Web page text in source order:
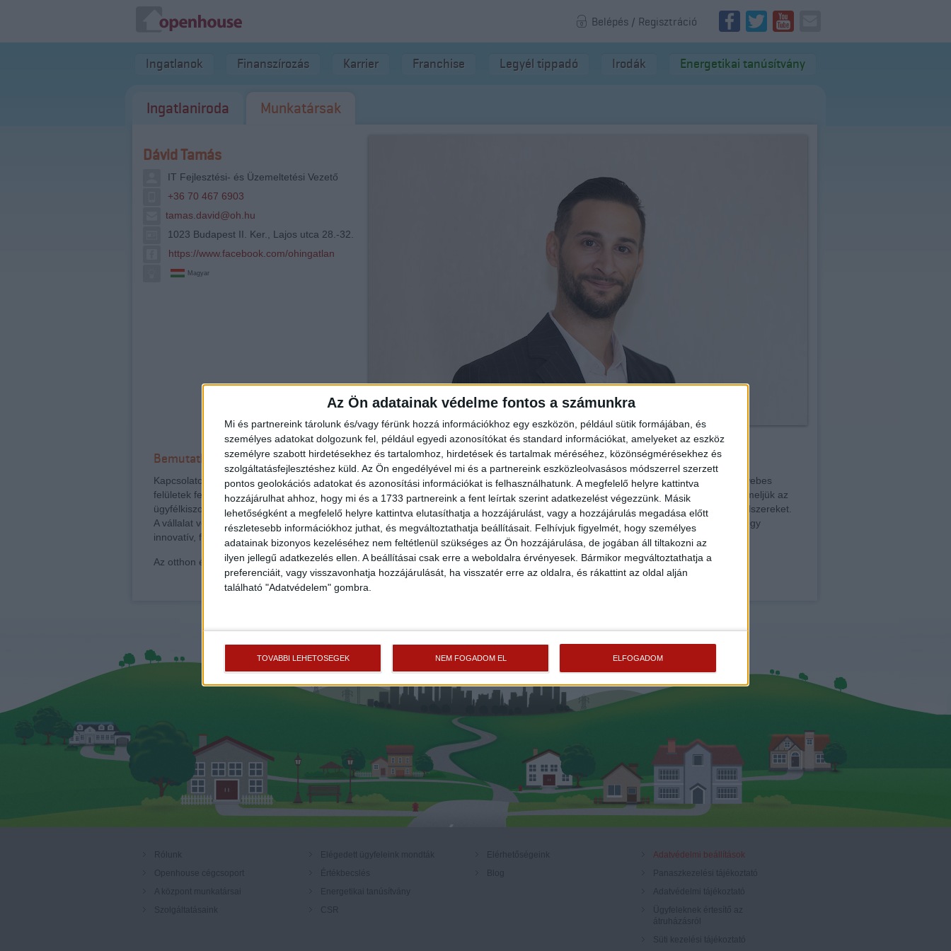
Az Ön adatainak védelme fontos a számunkra
Mi és partnereink tárolunk és/vagy férünk hozzá információkhoz egy eszközön, például sütik formájában, és
személyes adatokat dolgozunk fel, például egyedi azonosítókat és standard információkat, amelyeket az eszköz
személyre szabott hirdetésekhez és tartalomhoz, hirdetések és tartalmak méréséhez, közönségmérésekhez és
szolgáltatásfejlesztéshez küld. Az Ön engedélyével mi és a partnereink eszközleolvasásos módszerrel szerzett
pontos geolokációs adatokat és azonosítási információkat is felhasználhatunk. A megfelelő helyre kattintva
hozzájárulhat ahhoz, hogy mi és a 1733 partnereink a fent leírtak szerint adatkezelést végezzünk. Másik
lehetőségként a megfelelő helyre kattintva elutasíthatja a hozzájárulást, vagy a hozzájárulás megadása előtt
részletesebb információkhoz juthat, és megváltoztathatja beállításait. Felhívjuk figyelmét, hogy személyes
adatainak bizonyos kezeléséhez nem feltétlenül szükséges az Ön hozzájárulása, de jogában áll tiltakozni az
ilyen jellegű adatkezelés ellen. A beállításai csak erre a weboldalra érvényesek. Bármikor megváltoztathatja a
preferenciáit, vagy visszavonhatja hozzájárulását, ha visszatér erre az oldalra, és rákattint az oldal alján
található "Adatvédelem" gombra.
TOVÁBBI LEHETŐSÉGEK NEM FOGADOM EL ELFOGADOM
Belépés / Regisztráció
Ingatlanok Finanszírozás Karrier Franchise Legyél tippadó Irodák Energetikai tanúsítvány
Ingatlaniroda Munkatársak
Dávid Tamás
IT Fejlesztési- és Üzemeltetési Vezető
+36 70 467 6903
tamas.david@oh.hu
1023 Budapest II. Ker., Lajos utca 28.-32.
https://www.facebook.com/ohingatlan
Magyar
Bemutatkozás
Kapcsolatom az Openhouse Országos Ingatlanhálózattal 2006-ban kezdődött. Legfőbb feladatom a vállalatirányítási rendszerek és webes
felületek fejlesztése. Kreativitásommal aktívan részt veszek a kutatási és fejlesztési projektekben, melyekkel egy magasabb szintre emeljük az
ügyfélkiszolgálás és értékesítéstámogató módszereinket. Folyamatosan követem és alkalmazom a legfrissebb technológiákat és módszereket.
A vállalat vezetői maximálisan támogatnak ebben és így garantáljuk ügyfeleinknek és partnereinknek, hogy az Openhouse képében egy
innovatív, folyamatosan fejlődő partnerre lelnek.
Az otthon érték. Az ingatlan üzlet.
Adatvédelmi beállítások